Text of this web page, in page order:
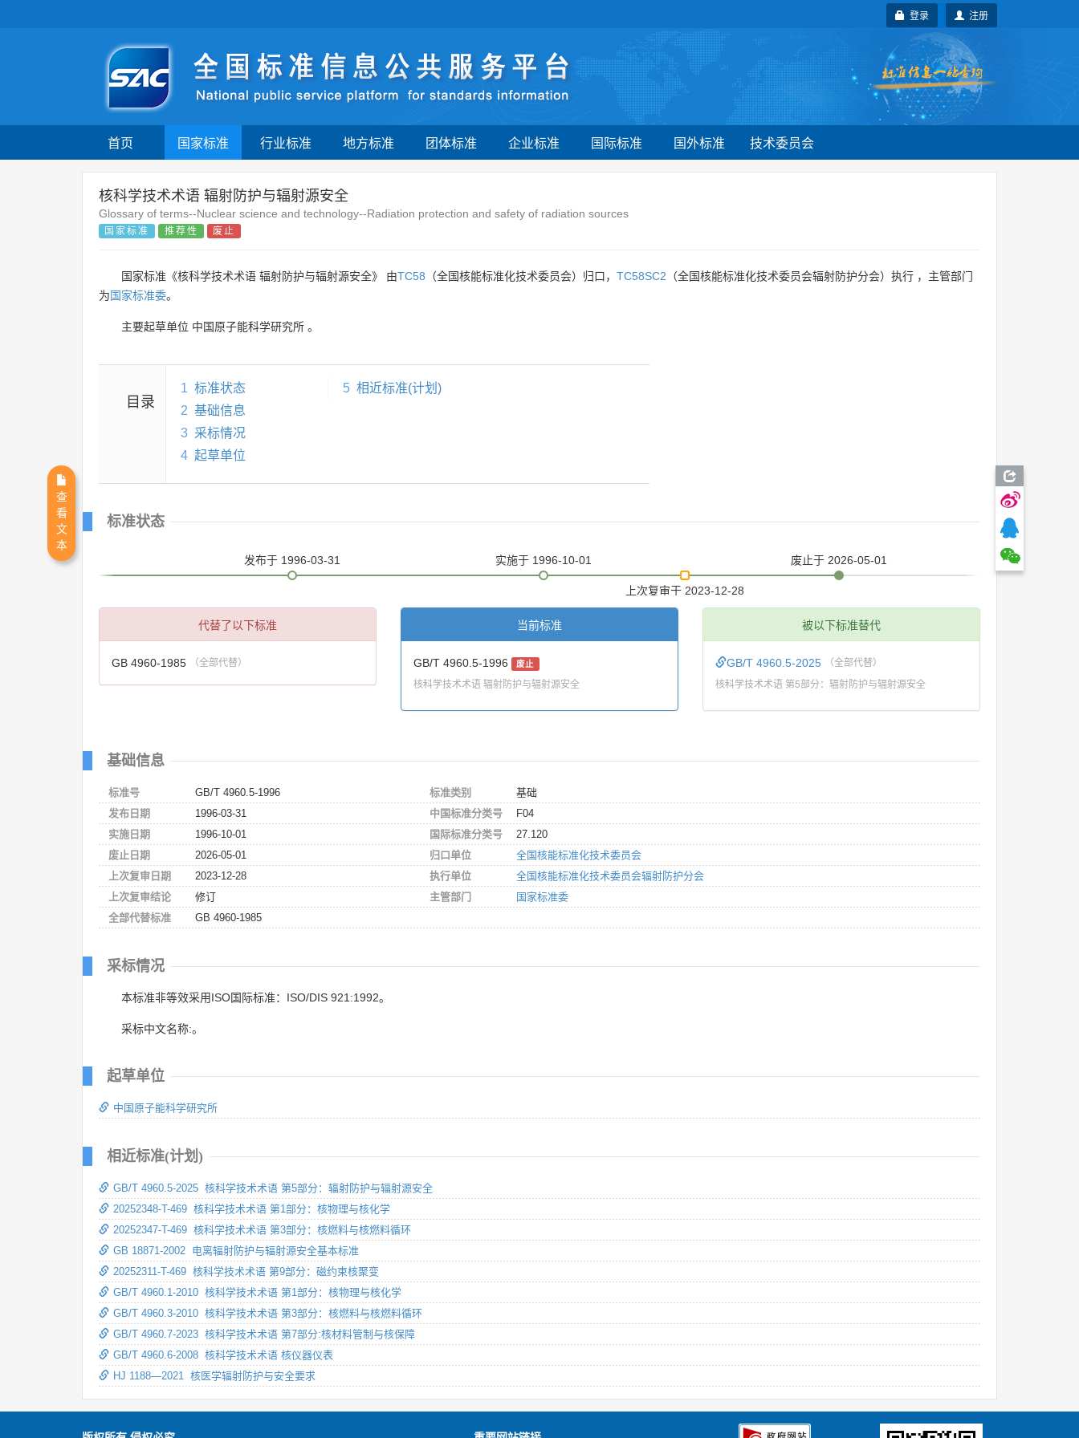
注册
登录
首页 国家标准 行业标准 地方标准 团体标准 企业标准 国际标准 国外标准 技术委员会
核科学技术术语 辐射防护与辐射源安全
Glossary of terms--Nuclear science and technology--Radiation protection and safety of radiation sources
国家标准 推荐性 废止
国家标准《核科学技术术语 辐射防护与辐射源安全》 由TC58 （全国核能标准化技术委员会）归口， TC58SC2 （全国核能标准化技术委员会辐射防护分会）执行 ，主管部门
为国家标准委。
主要起草单位 中国原子能科学研究所 。
目录
1 标准状态
2 基础信息
3 采标情况
4 起草单位
5 相近标准(计划)
标准状态
发布于 1996-03-31 实施于 1996-10-01
上次复审于 2023-12-28
废止于 2026-05-01
代替了以下标准
GB 4960-1985 （全部代替）
当前标准
GB/T 4960.5-1996 废止
核科学技术术语 辐射防护与辐射源安全
被以下标准替代
GB/T 4960.5-2025 （全部代替）
核科学技术术语 第5部分：辐射防护与辐射源安全
基础信息
标准号
GB/T 4960.5-1996
发布日期
1996-03-31
实施日期
1996-10-01
废止日期
2026-05-01
上次复审日期
2023-12-28
上次复审结论
修订
全部代替标准
GB 4960-1985
标准类别
基础
中国标准分类号
F04
国际标准分类号
27.120
归口单位
全国核能标准化技术委员会
执行单位
全国核能标准化技术委员会辐射防护分会
主管部门
国家标准委
采标情况
本标准非等效采用ISO国际标准：ISO/DIS 921:1992。
采标中文名称:。
起草单位
中国原子能科学研究所
相近标准(计划)
GB/T 4960.5-2025 核科学技术术语 第5部分：辐射防护与辐射源安全
20252348-T-469 核科学技术术语 第1部分：核物理与核化学
20252347-T-469 核科学技术术语 第3部分：核燃料与核燃料循环
GB 18871-2002 电离辐射防护与辐射源安全基本标准
20252311-T-469 核科学技术术语 第9部分：磁约束核聚变
GB/T 4960.1-2010 核科学技术术语 第1部分：核物理与核化学
GB/T 4960.3-2010 核科学技术术语 第3部分：核燃料与核燃料循环
GB/T 4960.7-2023 核科学技术术语 第7部分:核材料管制与核保障
GB/T 4960.6-2008 核科学技术术语 核仪器仪表
HJ 1188—2021 核医学辐射防护与安全要求
查
看
文
本